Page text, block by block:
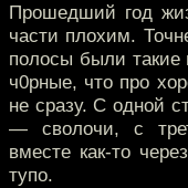
Прошедший год
части плохим.
полосы были такие
ч0рные, что про
не сразу. C одной
— сволочи, с
вместе как-то
тупо.